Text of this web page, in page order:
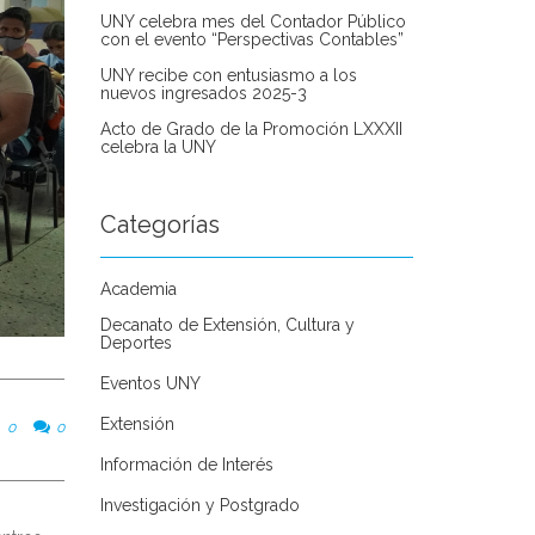
0
0
UNY celebra mes del Contador Público
con el evento “Perspectivas Contables”
UNY recibe con entusiasmo a los
nuevos ingresados 2025-3
Acto de Grado de la Promoción LXXXII
celebra la UNY
Categorías
Academia
Decanato de Extensión, Cultura y
Deportes
Eventos UNY
Extensión
Información de Interés
Investigación y Postgrado